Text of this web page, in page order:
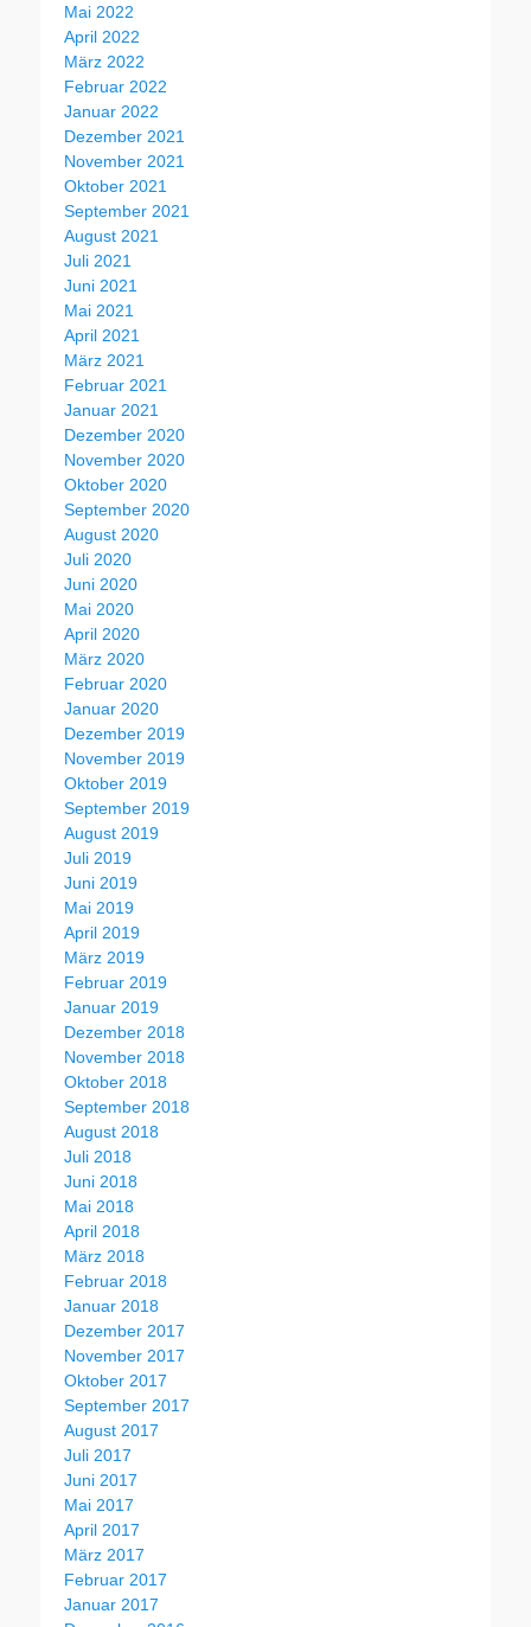
Mai 2022
April 2022
März 2022
Februar 2022
Januar 2022
Dezember 2021
November 2021
Oktober 2021
September 2021
August 2021
Juli 2021
Juni 2021
Mai 2021
April 2021
März 2021
Februar 2021
Januar 2021
Dezember 2020
November 2020
Oktober 2020
September 2020
August 2020
Juli 2020
Juni 2020
Mai 2020
April 2020
März 2020
Februar 2020
Januar 2020
Dezember 2019
November 2019
Oktober 2019
September 2019
August 2019
Juli 2019
Juni 2019
Mai 2019
April 2019
März 2019
Februar 2019
Januar 2019
Dezember 2018
November 2018
Oktober 2018
September 2018
August 2018
Juli 2018
Juni 2018
Mai 2018
April 2018
März 2018
Februar 2018
Januar 2018
Dezember 2017
November 2017
Oktober 2017
September 2017
August 2017
Juli 2017
Juni 2017
Mai 2017
April 2017
März 2017
Februar 2017
Januar 2017